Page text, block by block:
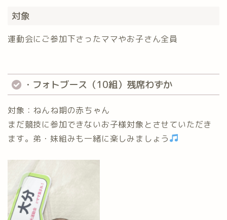
対象
運動会にご参加下さったママやお子さん全員
・フォトブース（10組）残席わずか
対象：ねんね期の赤ちゃん
まだ競技に参加できないお子様対象とさせていただき
ます。弟・妹組みも一緒に楽しみましょう